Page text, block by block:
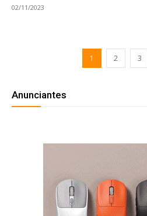
02/11/2023
1 2 3
Anunciantes